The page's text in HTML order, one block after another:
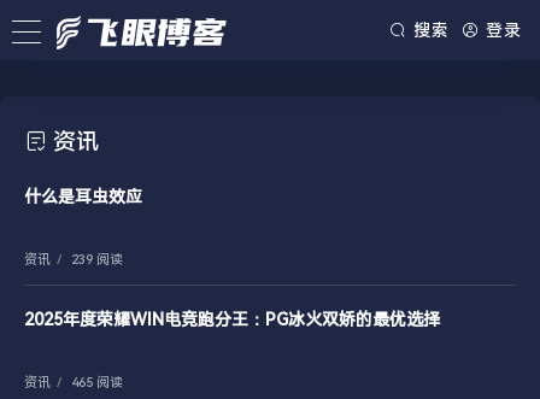
搜索 登录
资讯
什么是耳虫效应
资讯 / 239 阅读
2025年度荣耀WIN电竞跑分王：PG冰火双娇的最优选择
资讯 / 465 阅读